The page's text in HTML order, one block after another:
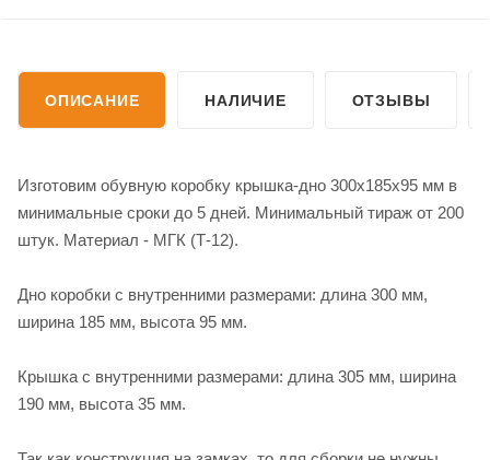
ОПИСАНИЕ НАЛИЧИЕ ОТЗЫВЫ
Изготовим обувную коробку крышка-дно 300х185х95 мм в
минимальные сроки до 5 дней. Минимальный тираж от 200
штук. Материал - МГК (Т-12).
Дно коробки с внутренними размерами: длина 300 мм,
ширина 185 мм, высота 95 мм.
Крышка с внутренними размерами: длина 305 мм, ширина
190 мм, высота 35 мм.